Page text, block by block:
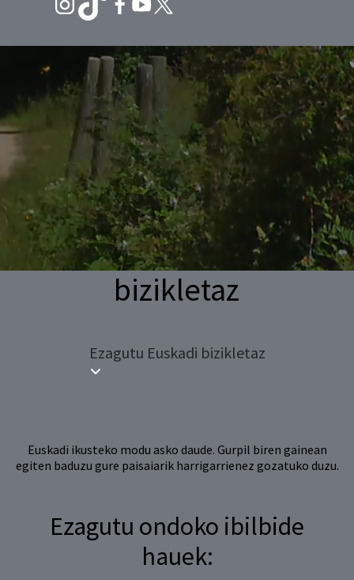
bizikletaz
Ezagutu Euskadi bizikletaz
Euskadi ikusteko modu asko daude. Gurpil biren gainean
egiten baduzu gure paisaiarik harrigarrienez gozatuko duzu.
Ezagutu ondoko ibilbide
hauek: